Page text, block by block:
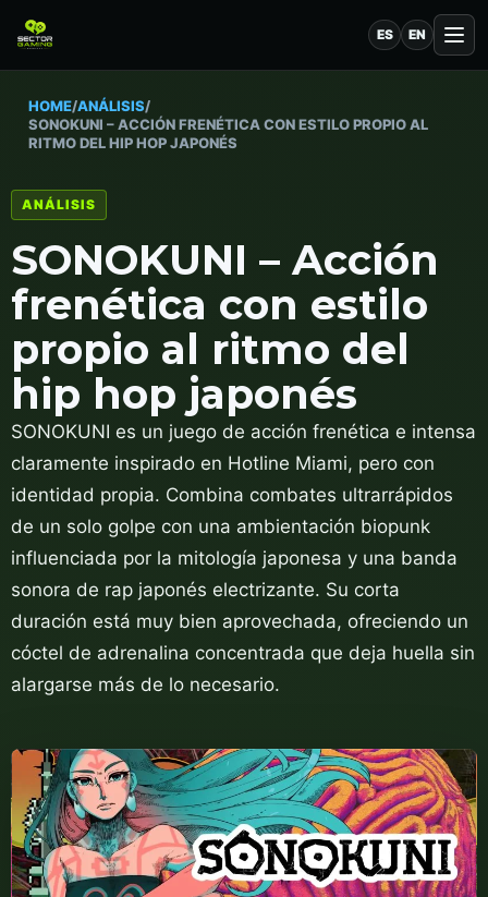
ES EN
HOME/ANÁLISIS/
SONOKUNI – ACCIÓN FRENÉTICA CON ESTILO PROPIO AL
RITMO DEL HIP HOP JAPONÉS
ANÁLISIS
SONOKUNI – Acción
frenética con estilo
propio al ritmo del
hip hop japonés
SONOKUNI es un juego de acción frenética e intensa
claramente inspirado en Hotline Miami, pero con
identidad propia. Combina combates ultrarrápidos
de un solo golpe con una ambientación biopunk
influenciada por la mitología japonesa y una banda
sonora de rap japonés electrizante. Su corta
duración está muy bien aprovechada, ofreciendo un
cóctel de adrenalina concentrada que deja huella sin
alargarse más de lo necesario.